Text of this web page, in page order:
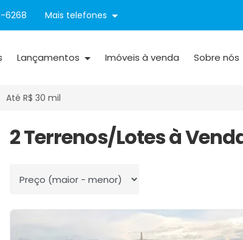
6268 Mais telefones
Lançamentos Imóveis à venda Sobre nós
Até R$ 30 mil
2 Terrenos/Lotes à
Ordenar por